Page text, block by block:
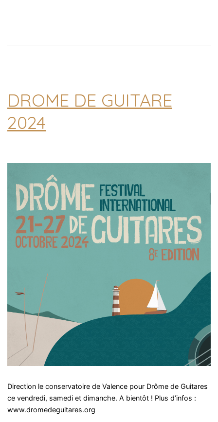
DROME DE GUITARE
2024
Direction le conservatoire de Valence pour Drôme de Guitares
ce vendredi, samedi et dimanche. A bientôt ! Plus d’infos :
www.dromedeguitares.org